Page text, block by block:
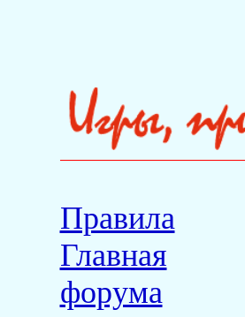
Правила
Главная
форума